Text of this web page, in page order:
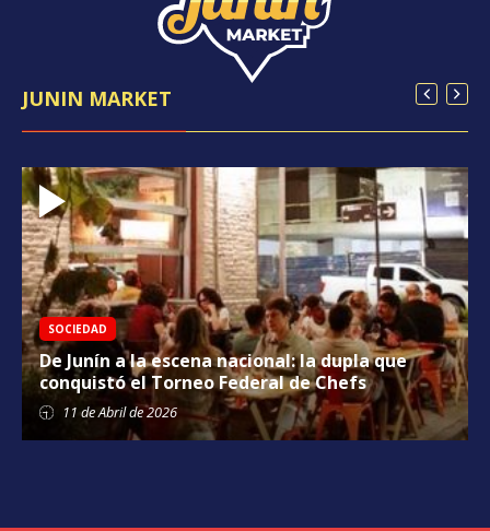
JUNIN MARKET
SOCIEDAD
De Junín a la escena nacional: la dupla que
conquistó el Torneo Federal de Chefs
11 deAbrilde 2026